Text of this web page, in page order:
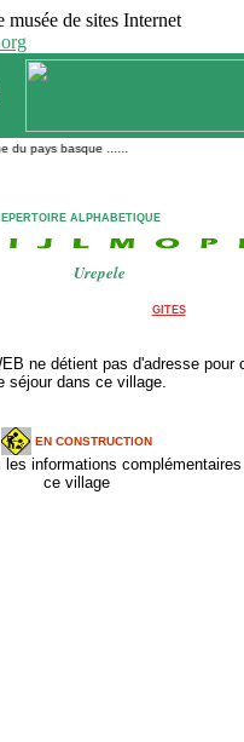
musée de sites Internet
pays basque ......
ALPHABETIQUE
Urepele
GITES
ne détient pas d'adresse pour
séjour dans ce village.
EN CONSTRUCTION
les informations
ce village